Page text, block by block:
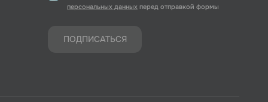
персональных данныхперед отправкой формы
ПОДПИСАТЬСЯ